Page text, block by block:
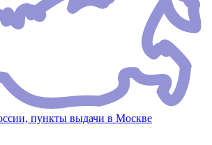
пункты выдачи в Москве